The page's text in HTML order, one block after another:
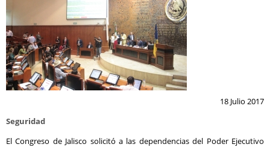
18 Julio 2017
Seguridad
El Congreso de Jalisco solicitó a las dependencias del Poder Ejecutivo